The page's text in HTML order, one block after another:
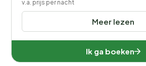
Meer lezen
v.a. prijs per nacht
Ik ga boeken